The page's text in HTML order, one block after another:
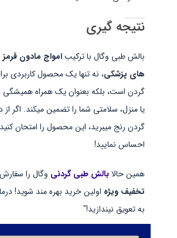
نتیجه گیری
بالش طبی وگال با ترکیبامواج مادون قرمز
های پزشکی، نه تنها یک محصول کاربردی
گردن است، بلکه بعنوان یک همراه همیشگی
یا منزل، سلامتی شما را تضمین میکند. اگر
گردن رنج میبرید، این محصول را امتحان
احساس نمایید!
همین حالابالش طبی گردنی وگال را
تخفیف ویژه اولین خرید بهره مند شوید!
به تعویق نیندازید!"